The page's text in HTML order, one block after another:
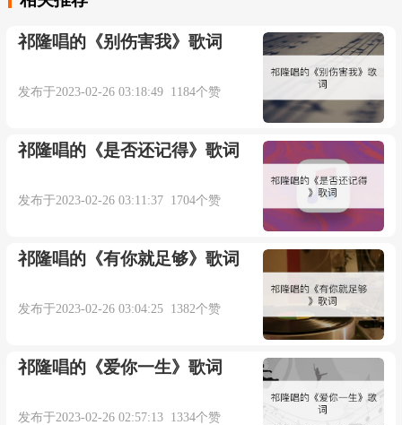
时长：04:27秒
威仔、阿夏-再也不会打扰你
作词：威仔
作曲：威仔
编曲：微笑
混音：贾佳
阿夏：
再也不会打扰你
祁隆唱的《别伤害我》歌词
发布于2023-02-26 03:18:49 1184个赞
祁隆唱的《是否还记得》歌词
发布于2023-02-26 03:11:37 1704个赞
祁隆唱的《有你就足够》歌词
发布于2023-02-26 03:04:25 1382个赞
祁隆唱的《爱你一生》歌词
发布于2023-02-26 02:57:13 1334个赞